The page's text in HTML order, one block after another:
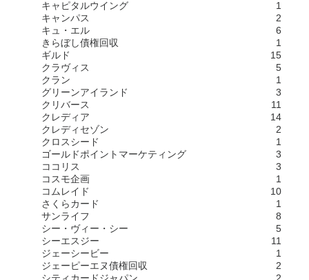
キャピタルウイング
1
キャンパス
2
キュ・エル
6
きらぼし債権回収
1
ギルド
15
クラヴィス
5
クラン
1
グリーンアイランド
3
クリバース
11
クレディア
14
クレディセゾン
2
クロスシード
1
ゴールドポイントマーケティング
3
ココリス
3
コスモ企画
1
コムレイド
10
さくらカード
1
サンライフ
8
シー・ヴィー・シー
5
シーエスジー
11
ジェーシービー
1
ジェーピーエヌ債権回収
2